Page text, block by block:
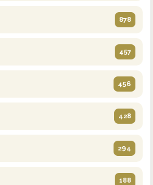
878
457
456
428
294
188